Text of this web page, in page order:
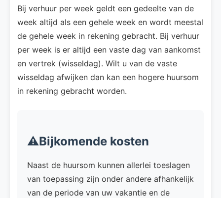
Bij verhuur per week geldt een gedeelte van de
week altijd als een gehele week en wordt meestal
de gehele week in rekening gebracht. Bij verhuur
per week is er altijd een vaste dag van aankomst
en vertrek (wisseldag). Wilt u van de vaste
wisseldag afwijken dan kan een hogere huursom
in rekening gebracht worden.
⚠️Bijkomende kosten
Naast de huursom kunnen allerlei toeslagen
van toepassing zijn onder andere afhankelijk
van de periode van uw vakantie en de